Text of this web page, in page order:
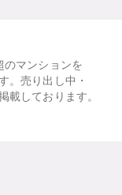
のマンションを
。売り出し中・
載しております。